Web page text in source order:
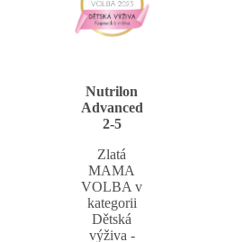
Nutrilon
Advanced
2-5
Zlatá
MAMA
VOLBA v
kategorii
Dětská
výživa -